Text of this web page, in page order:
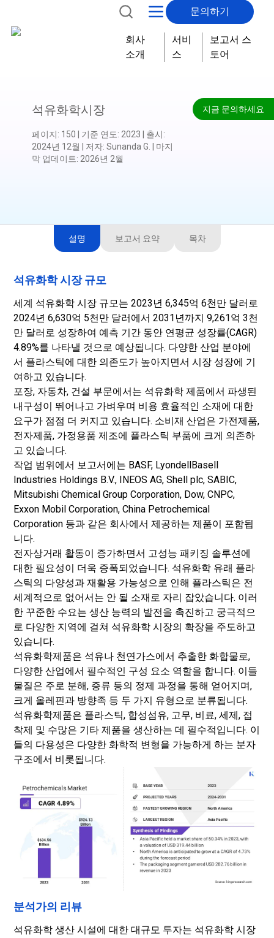
문의하기
회사
소개
서비
스
보고서 스
토어
지금 문의하세요
석유화학시장
페이지: 150 기준 연도: 2023 출시:
2024년 12월
저자: Sunanda G.
마지
막 업데이트: 2026년 2월
설명 보고서 요약 목차
석유화학 시장 규모
세계 석유화학 시장 규모는 2023년 6,345억 6천만 달러로
2024년 6,630억 5천만 달러에서 2031년까지 9,261억 3천
만 달러로 성장하여 예측 기간 동안 연평균 성장률(CAGR)
4.89%를 나타낼 것으로 예상됩니다. 다양한 산업 분야에
서 플라스틱에 대한 의존도가 높아지면서 시장 성장에 기
여하고 있습니다.
포장, 자동차, 건설 부문에서는 석유화학 제품에서 파생된
내구성이 뛰어나고 가벼우며 비용 효율적인 소재에 대한
요구가 점점 더 커지고 있습니다. 소비재 산업은 가전제품,
전자제품, 가정용품 제조에 플라스틱 부품에 크게 의존하
고 있습니다.
작업 범위에서 보고서에는 BASF, LyondellBasell
Industries Holdings B.V., INEOS AG, Shell plc, SABIC,
Mitsubishi Chemical Group Corporation, Dow, CNPC,
Exxon Mobil Corporation, China Petrochemical
Corporation 등과 같은 회사에서 제공하는 제품이 포함됩
니다.
전자상거래 활동이 증가하면서 고성능 패키징 솔루션에
대한 필요성이 더욱 증폭되었습니다. 석유화학 유래 플라
스틱의 다양성과 재활용 가능성으로 인해 플라스틱은 전
세계적으로 없어서는 안 될 소재로 자리 잡았습니다. 이러
한 꾸준한 수요는 생산 능력의 발전을 촉진하고 궁극적으
로 다양한 지역에 걸쳐 석유화학 시장의 확장을 주도하고
있습니다.
석유화학제품은 석유나 천연가스에서 추출한 화합물로,
다양한 산업에서 필수적인 구성 요소 역할을 합니다. 이들
물질은 주로 분해, 증류 등의 정제 과정을 통해 얻어지며,
크게 올레핀과 방향족 등 두 가지 유형으로 분류됩니다.
석유화학제품은 플라스틱, 합성섬유, 고무, 비료, 세제, 접
착제 및 수많은 기타 제품을 생산하는 데 필수적입니다. 이
들의 다용성은 다양한 화학적 변형을 가능하게 하는 분자
구조에서 비롯됩니다.
분석가의 리뷰
석유화학 생산 시설에 대한 대규모 투자는 석유화학 시장